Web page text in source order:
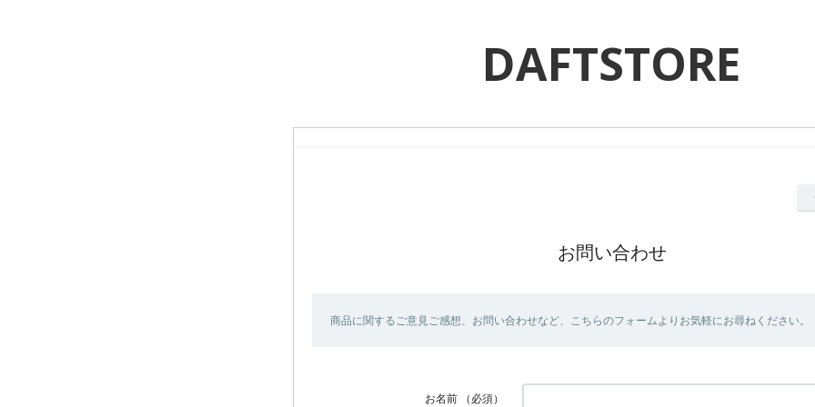
DAFTSTORE
お問い合わせ
商品に関するご意見ご感想、お問い合わせなど、こちらのフォームよりお気軽にお尋ねください。
お名前 （必須）